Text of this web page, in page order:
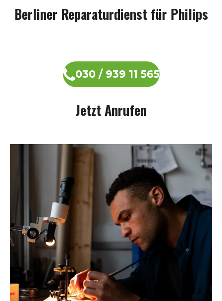
Berliner Reparaturdienst für Philips
030 / 939 11 565
Jetzt Anrufen